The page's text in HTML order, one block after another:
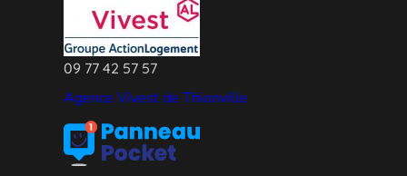
09 77 42 57 57
Agence Vivest de Thionville